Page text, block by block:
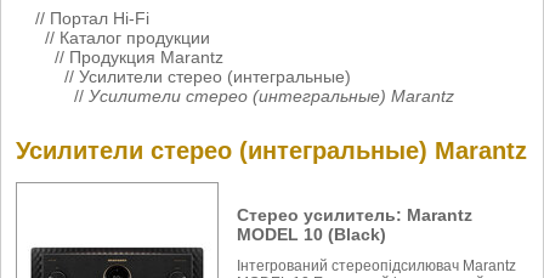
// Портал Hi-Fi
// Каталог продукции
// Продукция Marantz
// Усилители стерео (интегральные)
// Усилители стерео (интегральные) Marantz
Усилители стерео (интегральные) Marantz
Стерео усилитель: Marantz
MODEL 10 (Black)
Інтегрований стереопідсилювач Marantz